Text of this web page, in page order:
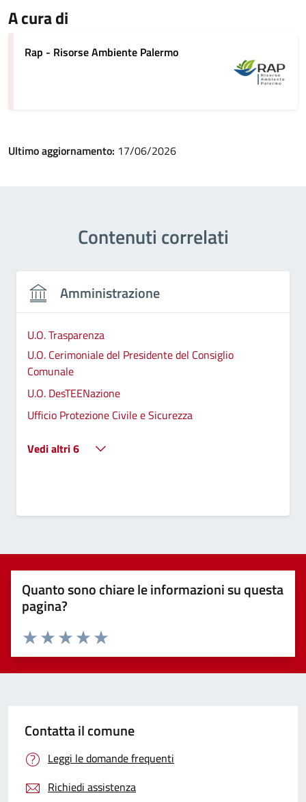
A cura di
Rap - Risorse Ambiente Palermo
Ultimo aggiornamento: 17/06/2026
Contenuti correlati
Amministrazione
U.O. Trasparenza
U.O. Cerimoniale del Presidente del Consiglio
Comunale
U.O. DesTEENazione
Ufficio Protezione Civile e Sicurezza
Vedi altri 6
Quanto sono chiare le informazioni su questa
pagina?
Valuta 5 stelle su 5
Valuta 4 stelle su 5
Valuta 3 stelle su 5
Valuta 2 stelle su 5
Valuta 1 stelle su 5
Contatta il comune
Leggi le domande frequenti
Richiedi assistenza